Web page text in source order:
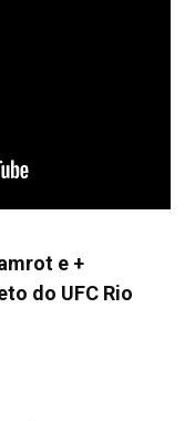
e +
do UFC Rio